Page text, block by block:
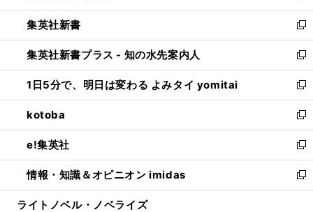
開
く
ウ
で
開
く
ウ
ィ
ン
ド
ウ
で
開
く
し
い
ウ
ィ
ン
ド
ウ
で
開
く
集英社新書
新
し
い
ウ
ィ
ン
ド
ウ
で
開
く
集英社新書プラス - 知の水先案内人
新
し
い
ウ
ィ
ン
ド
ウ
で
開
1日5分で、明日は変わる よみタイ yomitai
新
し
い
ウ
ィ
ン
ド
ウ
kotoba
新
し
い
ウ
ィ
ン
e!集英社
新
し
い
ウ
情報・知識＆オピニオン imidas
新
し
ライトノベル・ノベライズ